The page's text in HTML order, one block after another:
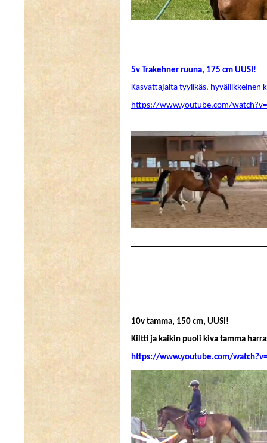
5v Trakehner ruuna, 175 cm UUSI!
Kasvattajalta tyylikäs, hyväliikkeinen
https://www.youtube.com/
10v tamma, 150 cm, UUSI!
Kiltti ja kaikin puoli kiva tamma
https://www.youtube.com/